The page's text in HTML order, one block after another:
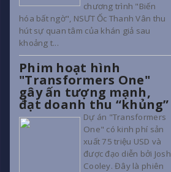
chương trình "Biến
hóa bất ngờ", NSƯT Ốc Thanh Vân thu
hút sự quan tâm của khán giả sau
khoảng t...
Phim hoạt hình
"Transformers One"
gây ấn tượng mạnh,
đạt doanh thu “khủng”
Dự án "Transformers
One" có kinh phí sản
xuất 75 triệu USD và
được đạo diễn bởi Josh
Cooley. Đây là phiên